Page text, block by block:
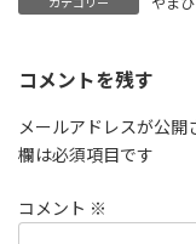
カテゴリー
コメントを残す
メールアドレスが公開
欄は必須項目です
コメント ※